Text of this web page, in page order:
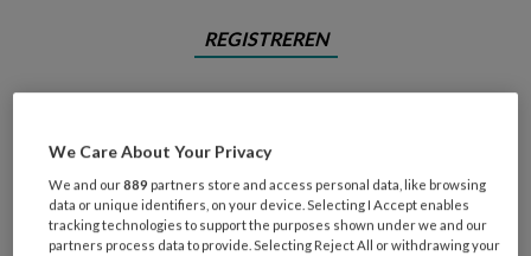
REGISTREREN
Wil je dit artikel lezen?
Maak gratis een account aan en lees 2
artikelen gratis per maand
Al een account of abonnement?Log dan in
We Care About Your Privacy
We and our889 partners store and access personal data, like browsing
data or unique identifiers, on your device. Selecting I Accept enables
tracking technologies to support the purposes shown under we and our
partners process data to provide. Selecting Reject All or withdrawing your